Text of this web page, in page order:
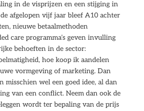
in de visprijzen en een stijging in
afgelopen vijf jaar bleef A10 achter
nieuwe betaalmethoden
care programma’s geven invulling
behoeften in de sector:
hoe koop ik aandelen
vormgeving of marketing. Dan
misschien wel een goed idee, al dan
van een conflict. Neem dan ook de
wordt ter bepaling van de prijs